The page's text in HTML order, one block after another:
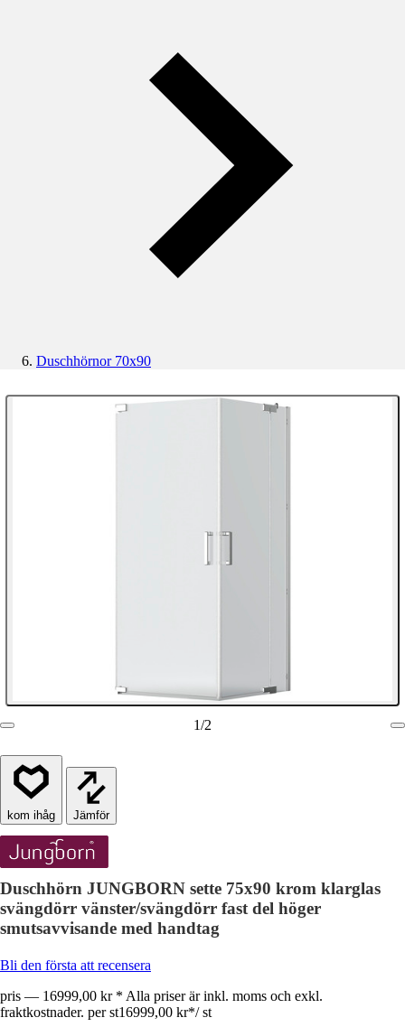
Duschhörnor 70x90
1/2
Jämför
Duschhörn JUNGBORN sette 75x90 krom klarglas
svängdörr vänster/svängdörr fast del höger
smutsavvisande med handtag
Bli den första att recensera
pris — 16999,00 kr * Alla priser är inkl. moms och exkl.
fraktkostnader. per st16999,00 kr*/ st